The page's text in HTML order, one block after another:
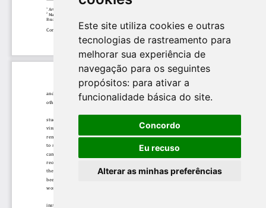
Este site utiliza cookies e outras
tecnologias de rastreamento para
melhorar sua experiência de
navegação para os seguintes
propósitos: para ativar a
funcionalidade básica do site.
Concordo
Eu recuso
Alterar as minhas preferências